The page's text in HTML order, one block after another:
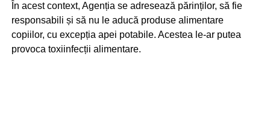
În acest context, Agenția se adresează părinților, să fie
responsabili și să nu le aducă produse alimentare
copiilor, cu excepția apei potabile. Acestea le-ar putea
provoca toxiinfecții alimentare.